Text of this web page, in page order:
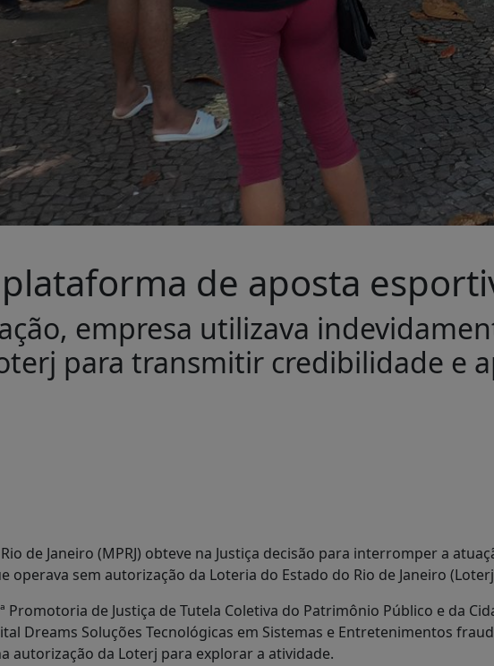
de aposta
empresa utilizava
para transmitir credibilidade e
de Janeiro (MPRJ) obteve na Justiça decisão para interromper a
sem autorização da Loteria do Estado do Rio de Janeiro
Promotoria de Justiça de Tutela Coletiva do Patrimônio Público e da
Dreams Soluções Tecnológicas em Sistemas e Entretenimentos
autorização da Loterj para explorar a atividade.